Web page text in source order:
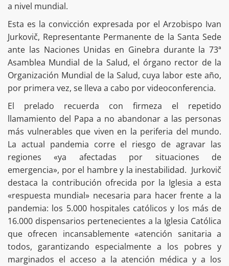
a nivel mundial.
Esta es la convicción expresada por el Arzobispo Ivan
Jurkovič, Representante Permanente de la Santa Sede
ante las Naciones Unidas en Ginebra durante la 73ª
Asamblea Mundial de la Salud, el órgano rector de la
Organización Mundial de la Salud, cuya labor este año,
por primera vez, se lleva a cabo por videoconferencia.
El prelado recuerda con firmeza el repetido
llamamiento del Papa a no abandonar a las personas
más vulnerables que viven en la periferia del mundo.
La actual pandemia corre el riesgo de agravar las
regiones «ya afectadas por situaciones de
emergencia», por el hambre y la inestabilidad. Jurkovič
destaca la contribución ofrecida por la Iglesia a esta
«respuesta mundial» necesaria para hacer frente a la
pandemia: los 5.000 hospitales católicos y los más de
16.000 dispensarios pertenecientes a la Iglesia Católica
que ofrecen incansablemente «atención sanitaria a
todos, garantizando especialmente a los pobres y
marginados el acceso a la atención médica y a los